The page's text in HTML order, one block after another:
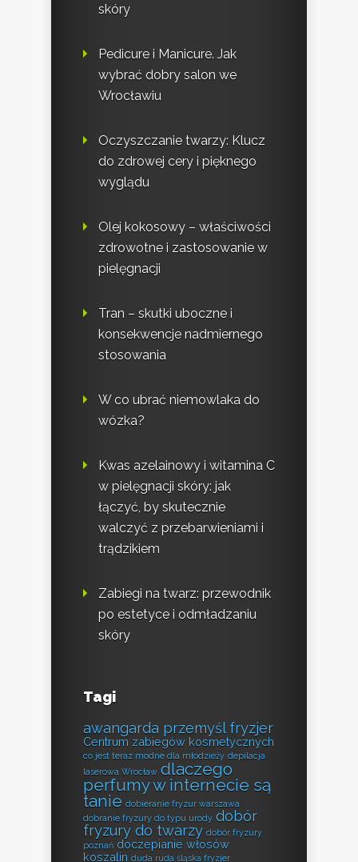
skóry
Pedicure i Manicure. Jak
wybrać dobry salon we
Wrocławiu
Oczyszczanie twarzy: Klucz
do zdrowej cery i pięknego
wyglądu
Olej kokosowy – właściwości
zdrowotne i zastosowanie w
pielęgnacji
Tran – skutki uboczne i
konsekwencje nadmiernego
stosowania
W co ubrać niemowlaka do
wózka?
Kwas azelainowy i witamina C
w pielęgnacji skóry: jak
łączyć, by skutecznie
walczyć z przebarwieniami i
trądzikiem
Zabiegi na twarz: przewodnik
po estetyce i odmładzaniu
skóry
Tagi
awangarda przemyśl fryzjer
Centrum zabiegów kosmetycznych
co jest teraz modne dla młodzieży depilacja
laserowa Wrocław dlaczego
perfumy w internecie są
tanie dobieranie fryzur warszawa
dobranie fryzury do typu urody dobór
fryzury do twarzy dobór fryzury
poznań doczepianie włosów
koszalin duda ruda śląska fryzjer